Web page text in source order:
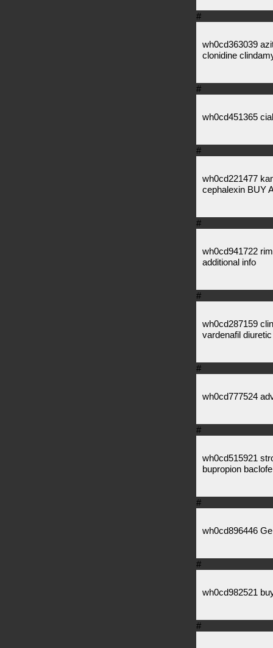
#
wh0cd363039
clonidine
#
wh0cd451365
#
wh0cd221477
cephalexin BUY
#
wh0cd941722
additional info
#
wh0cd287159
vardenafil
#
wh0cd777524
#
wh0cd515921
bupropion
#
wh0cd896446
#
wh0cd982521
#